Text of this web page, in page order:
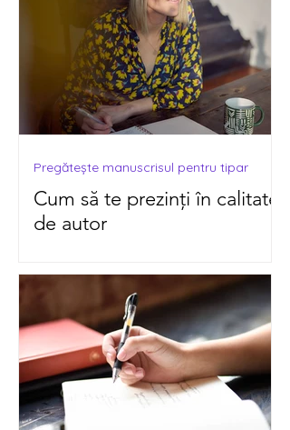
Cum să te prezinți în calitate
de autor
Pregătește manuscrisul pentru tipar